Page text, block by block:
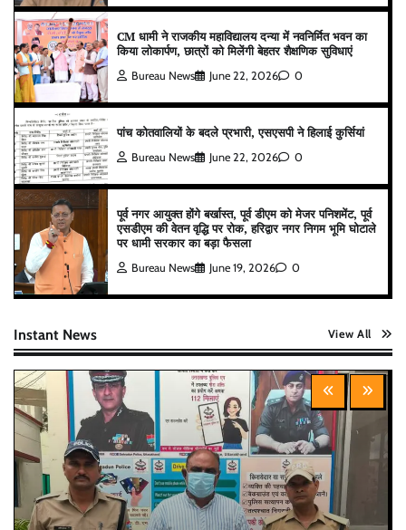
CM धामी ने राजकीय महाविद्यालय दन्या में नवनिर्मित भवन का
किया लोकार्पण, छात्रों को मिलेंगी बेहतर शैक्षणिक सुविधाएं
Bureau News June 22, 2026 0
पांच कोतवालियों के बदले प्रभारी, एसएसपी ने हिलाई कुर्सियां
Bureau News June 22, 2026 0
पूर्व नगर आयुक्त होंगे बर्खास्त, पूर्व डीएम को मेजर पनिशमेंट, पूर्व
एसडीएम की वेतन वृद्धि पर रोक, हरिद्वार नगर निगम भूमि घोटाले
पर धामी सरकार का बड़ा फैसला
Bureau News June 19, 2026 0
Instant News View All